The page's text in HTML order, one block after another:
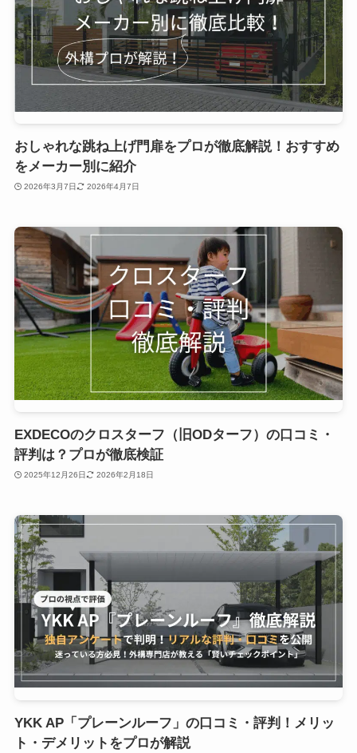
おしゃれな跳ね上げ門扉をプロが徹底解説！おすすめ
をメーカー別に紹介
2026年3月7日 2026年4月7日
EXDECOのクロスターフ（旧ODターフ）の口コミ・
評判は？プロが徹底検証
2025年12月26日 2026年2月18日
YKK AP「プレーンルーフ」の口コミ・評判！メリッ
ト・デメリットをプロが解説